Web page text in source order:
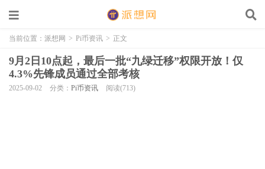
当前位置： 派想网 > Pi币资讯 > 正文
9月2日10点起，最后一批“九绿迁移”权限开放！仅
4.3%先锋成员通过全部考核
2025-09-02 分类： Pi币资讯 阅读(713)